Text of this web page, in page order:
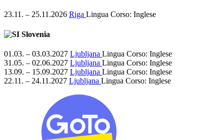
23.11. – 25.11.2026 Riga Lingua Corso: Inglese
Slovenia
01.03. – 03.03.2027 Ljubljana Lingua Corso: Inglese
31.05. – 02.06.2027 Ljubljana Lingua Corso: Inglese
13.09. – 15.09.2027 Ljubljana Lingua Corso: Inglese
22.11. – 24.11.2027 Ljubljana Lingua Corso: Inglese